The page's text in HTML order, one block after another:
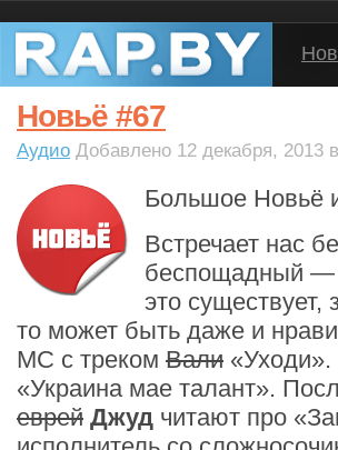
Новьё #67
Аудио Добавлено 12 декабря, 2013
Большое Новьё
Встречает нас
беспощадный —
это существует,
то может быть даже и
МС с треком Вали «Уходи».
«Украина мае талант».
еврей Джуд читают про